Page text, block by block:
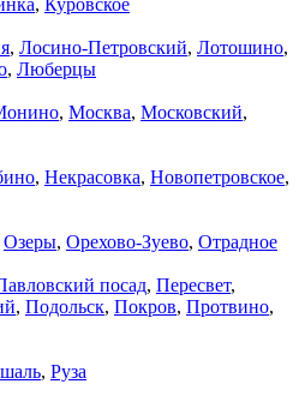
, Лосино-Петровский, Лотошино,
, Люберцы
, Москва, Московский,
, Некрасовка, Новопетровское,
Озеры, Орехово-Зуево, Отрадное
посад, Пересвет,
, Подольск, Покров, Протвино,
, Руза